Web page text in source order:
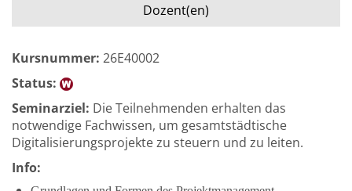
Dozent(en)
Kursnummer: 26E40002
Status:
Seminarziel: Die Teilnehmenden erhalten das
notwendige Fachwissen, um gesamtstädtische
Digitalisierungsprojekte zu steuern und zu leiten.
Info: